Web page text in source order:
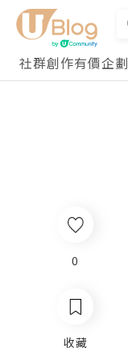
社群創作有價企劃
0
收藏